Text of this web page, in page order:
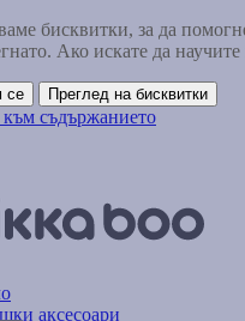
бисквитки, за да
Ако искате да
се Преглед на бисквитки
към съдържанието
аксесоари